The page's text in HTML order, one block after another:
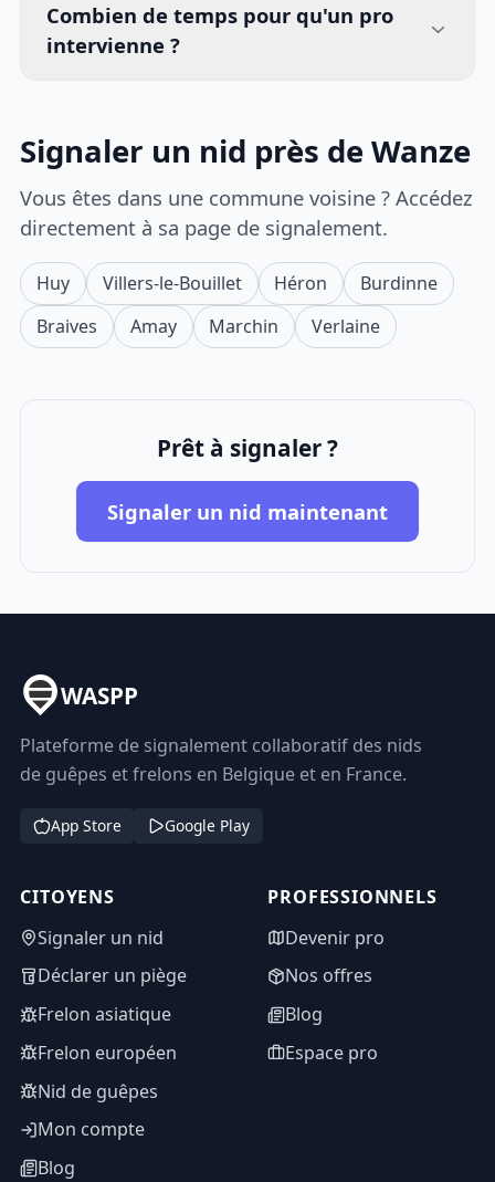
Combien de temps pour qu'un pro
intervienne ?
Signaler un nid près de Wanze
Vous êtes dans une commune voisine ? Accédez
directement à sa page de signalement.
Huy Villers-le-Bouillet Héron
Burdinne
Braives
Amay Marchin Verlaine
Prêt à signaler ?
Signaler un nid maintenant
WASPP
Plateforme de signalement collaboratif des nids
de guêpes et frelons en Belgique et en France.
App Store Google Play
CITOYENS
Signaler un nid
Déclarer un piège
Frelon asiatique
Frelon européen
Nid de guêpes
Mon compte
Blog
PROFESSIONNELS
Devenir pro
Nos offres
Blog
Espace pro